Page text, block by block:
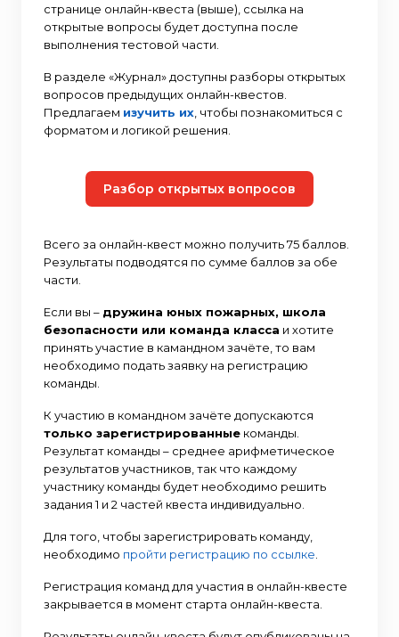
странице онлайн-квеста (выше), ссылка на
открытые вопросы будет доступна после
выполнения тестовой части.
В разделе «Журнал» доступны разборы открытых
вопросов предыдущих онлайн-квестов.
Предлагаем изучить их , чтобы познакомиться с
форматом и логикой решения.
Разбор открытых вопросов
Всего за онлайн-квест можно получить 75 баллов.
Результаты подводятся по сумме баллов за обе
части.
Если вы – дружина юных пожарных, школа
безопасности или команда класса и хотите
принять участие в камандном зачёте, то вам
необходимо подать заявку на регистрацию
команды.
К участию в командном зачёте допускаются
только зарегистрированные команды.
Результат команды – среднее арифметическое
результатов участников, так что каждому
участнику команды будет необходимо решить
задания 1 и 2 частей квеста индивидуально.
Для того, чтобы зарегистрировать команду,
необходимо пройти регистрацию по ссылке
Регистрация команд для участия в онлайн-квесте
закрывается в момент старта онлайн-квеста.